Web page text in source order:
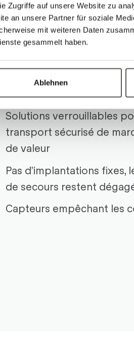
Zugriffe auf unsere Website zu
an unsere Partner für soziale
mit weiteren Daten
gesammelt haben.
Ablehnen
capacité de charge allant
plusieurs tonnes
Sécurité
Solutions verrouillables
transport sécurisé de
de valeur
Pas d’implantations fixes,
de secours restent
Capteurs empêchant les